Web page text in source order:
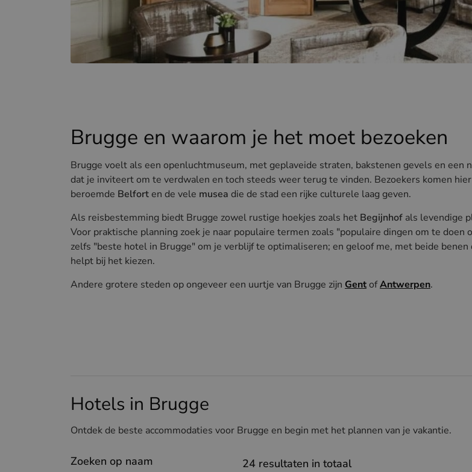
Brugge en waarom je het moet bezoeken
Brugge voelt als een openluchtmuseum, met geplaveide straten, bakstenen gevels en een
dat je inviteert om te verdwalen en toch steeds weer terug te vinden. Bezoekers komen
beroemde Belforten de vele musea die de stad een rijke culturele laag geven.
Als reisbestemming biedt Brugge zowel rustige hoekjes zoals het Begijnhof als levendige
Voor praktische planning zoek je naar populaire termen zoals "populaire dingen om te doen
zelfs "beste hotel in Brugge" om je verblijf te optimaliseren; en geloof me, met beide benen
helpt bij het kiezen.
Andere grotere steden op ongeveer een uurtje van Brugge zijn GentofAntwerpen.
Hotels in Brugge
Ontdek de beste accommodaties voor Brugge en begin met het plannen van je vakantie.
Zoeken op naam 24 resultaten in totaal